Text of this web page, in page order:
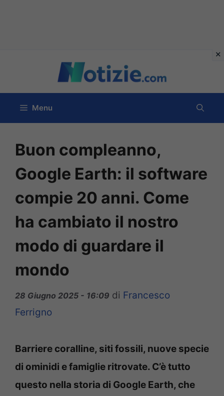
contenuto
Menu
Buon compleanno,
Google Earth: il software
compie 20 anni. Come
ha cambiato il nostro
modo di guardare il
mondo
28 Giugno 2025 - 16:09 di Francesco
Ferrigno
Barriere coralline, siti fossili, nuove specie
di ominidi e famiglie ritrovate. C’è tutto
questo nella storia di Google Earth, che